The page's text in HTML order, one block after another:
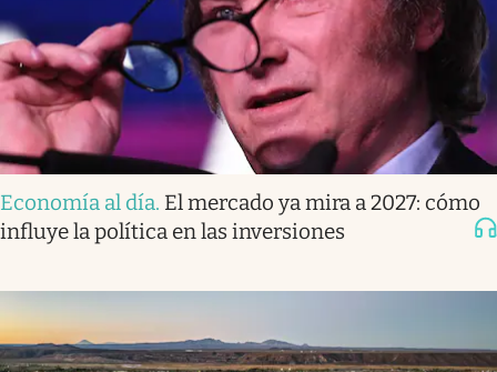
Economía al día. El mercado ya mira a 2027: cómo
influye la política en las inversiones